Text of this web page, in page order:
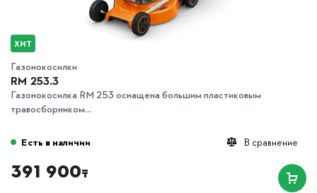
ХИТ
Газонокосилки
RM 253.3
Газонокосилка RM 253 оснащена большим пластиковым
травосборником...
В сравнение
Есть в наличии
391 900₸